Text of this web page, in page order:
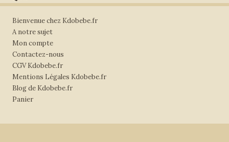
Bienvenue chez Kdobebe.fr
A notre sujet
Mon compte
Contactez-nous
CGV Kdobebe.fr
Mentions Légales Kdobebe.fr
Blog de Kdobebe.fr
Panier